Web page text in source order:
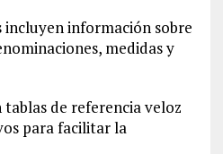
incluyen información sobre
medidas y
tablas de referencia veloz
para facilitar la